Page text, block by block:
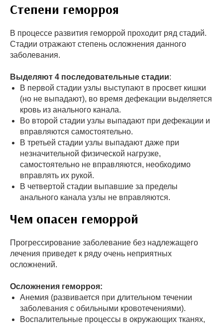
Степени геморроя
В процессе развития геморрой проходит ряд стадий.
Стадии отражают степень осложнения данного
заболевания.
Выделяют 4 последовательные стадии:
В первой стадии узлы выступают в просвет кишки
(но не выпадают), во время дефекации выделяется
кровь из анального канала.
Во второй стадии узлы выпадают при дефекации и
вправляются самостоятель­но.
В третьей стадии узлы выпадают даже при
незначительной физической нагрузке,
самостоятельно не вправляются, необходимо
вправлять их ру­кой.
В четвертой стадии выпавшие за пределы
анального канала узлы не вправ­ляются.
Чем опасен геморрой
Прогрессирование заболевание без надлежащего
лечения приведет к ряду очень неприятных
осложнений.
Осложнения геморроя:
Анемия (развивается при длительном течении
заболевания с обильными кровотечениями).
Воспалительные процессы в окружающих тканях,